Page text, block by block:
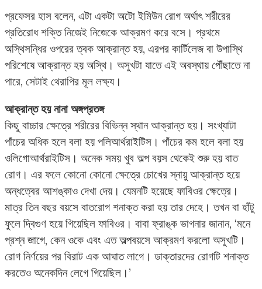
প্রফেসর হাস বলেন, এটা একটা অটো ইমিউন রোগ অর্থাৎ শরীরের
প্রতিরোধ শক্তি নিজেই নিজেকে আক্রমণ করে বসে। প্রথমে
অস্থিসন্ধির ওপরের ত্বক আক্রান্ত হয়, এরপর কার্টিলেজ বা উপাস্থি
পরিশেষে আক্রান্ত হয় অস্থি। অসুখটা যাতে এই অবস্থায় পৌঁছাতে না
পারে, সেটাই থেরাপির মূল লক্ষ্য।
আক্রান্ত হয় নানা অঙ্গপ্রতঙ্গ
কিছু বাচ্চার ক্ষেত্রে শরীরের বিভিন্ন স্থান আক্রান্ত হয়। সংখ্যাটা
পাঁচের অধিক হলে বলা হয় পলিআর্থরাইটিস। পাঁচের কম হলে বলা হয়
ওলিগোআর্থরাইটিস। অনেক সময় খুব অল্প বয়স থেকেই শুরু হয় বাত
রোগ। এর ফলে কোনো কোনো ক্ষেত্রে চোখের স্নায়ু আক্রান্ত হয়ে
অন্ধত্বের আশঙ্কাও দেখা দেয়। যেমনটি হয়েছে ফাবিওর ক্ষেত্রে।
মাত্র তিন বছর বয়সে বাতরোগ শনাক্ত করা হয় তার দেহে। তখন বা হাঁটু
ফুলে দ্বিগুণ হয়ে গিয়েছিল ফাবিওর। বাবা ফ্রাঙ্ক ভাগনার জানান, ‘মনে
প্রশ্ন জাগে, কেন ওকে এবং এত অল্পবয়সে আক্রমণ করলো অসুখটি।
রোগ নির্ণয়ের পর বিরাট এক আঘাত লাগে। ডাক্তারদের রোগটি শনাক্ত
করতেও অনেকদিন লেগে গিয়েছিল।’